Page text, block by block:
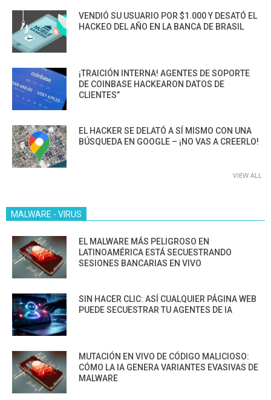
VENDIÓ SU USUARIO POR $1.000 Y DESATÓ EL
HACKEO DEL AÑO EN LA BANCA DE BRASIL
¡TRAICIÓN INTERNA! AGENTES DE SOPORTE
DE COINBASE HACKEARON DATOS DE
CLIENTES”
EL HACKER SE DELATÓ A SÍ MISMO CON UNA
BÚSQUEDA EN GOOGLE – ¡NO VAS A CREERLO!
VIEW ALL
MALWARE - VIRUS
EL MALWARE MÁS PELIGROSO EN
LATINOAMÉRICA ESTÁ SECUESTRANDO
SESIONES BANCARIAS EN VIVO
SIN HACER CLIC: ASÍ CUALQUIER PÁGINA WEB
PUEDE SECUESTRAR TU AGENTES DE IA
MUTACIÓN EN VIVO DE CÓDIGO MALICIOSO:
CÓMO LA IA GENERA VARIANTES EVASIVAS DE
MALWARE